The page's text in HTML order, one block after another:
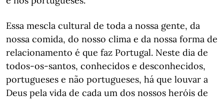
Essa mescla cultural de toda a nossa gente, da
nossa comida, do nosso clima e da nossa forma de
relacionamento é que faz Portugal. Neste dia de
todos-os-santos, conhecidos e desconhecidos,
portugueses e não portugueses, há que louvar a
Deus pela vida de cada um dos nossos heróis de